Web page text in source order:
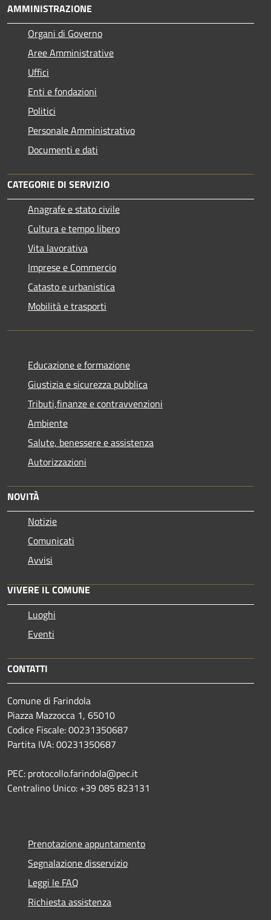
AMMINISTRAZIONE
Organi di Governo
Aree Amministrative
Uffici
Enti e fondazioni
Politici
Personale Amministrativo
Documenti e dati
CATEGORIE DI SERVIZIO
Anagrafe e stato civile
Cultura e tempo libero
Vita lavorativa
Imprese e Commercio
Catasto e urbanistica
Mobilità e trasporti
Educazione e formazione
Giustizia e sicurezza pubblica
Tributi,finanze e contravvenzioni
Ambiente
Salute, benessere e assistenza
Autorizzazioni
NOVITÀ
Notizie
Comunicati
Avvisi
VIVERE IL COMUNE
Luoghi
Eventi
CONTATTI
Comune di Farindola
Piazza Mazzocca 1, 65010
Codice Fiscale: 00231350687
Partita IVA: 00231350687
PEC: protocollo.farindola@pec.it
Centralino Unico: +39 085 823131
Prenotazione appuntamento
Segnalazione disservizio
Leggi le FAQ
Richiesta assistenza